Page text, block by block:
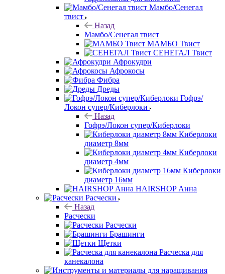
Мамбо/Сенегал
твист
Назад
Мамбо/Сенегал твист
МАМБО Твист
СЕНЕГАЛ Твист
Афрокудри
Афрокосы
Фибра
Дреды
Гофрэ/
Локон супер/Киберлоки
Назад
Гофрэ/Локон супер/Киберлоки
Киберлоки
диаметр 8мм
Киберлоки
диаметр 4мм
Киберлоки
диаметр 16мм
HAIRSHOP Анна
Расчески
Назад
Расчески
Расчески
Брашинги
Щетки
Расческа для
канекалона